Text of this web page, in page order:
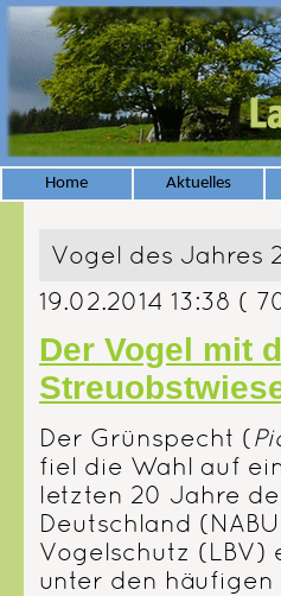
Home Aktuelles
Vogel des Jahres
19.02.2014 13:38 (
Der Vogel mit
Der Grünspecht (
fiel die Wahl auf
letzten 20 Jahre
Deutschland
Vogelschutz (LBV)
unter den häufigen